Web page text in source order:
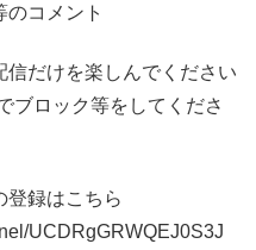
コメント
だけを楽しんでください
ブロック等をしてくださ
録はこちら
UCDRgGRWQEJ0S3J